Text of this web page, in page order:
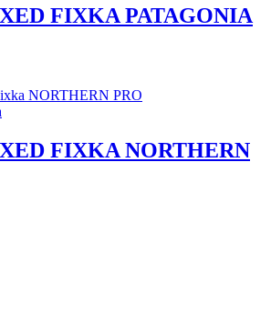
FIXKA PATAGONIA
FIXKA NORTHERN